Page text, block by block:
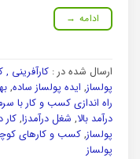
ادامه →
ارسال شده در : کارآفرینی
پولساز, ایده پولساز ساده,
راه اندازی کسب و کار با
درآمد بالا, شغل درآمدزا,کار
پولساز, کسب و کارهای
پولساز